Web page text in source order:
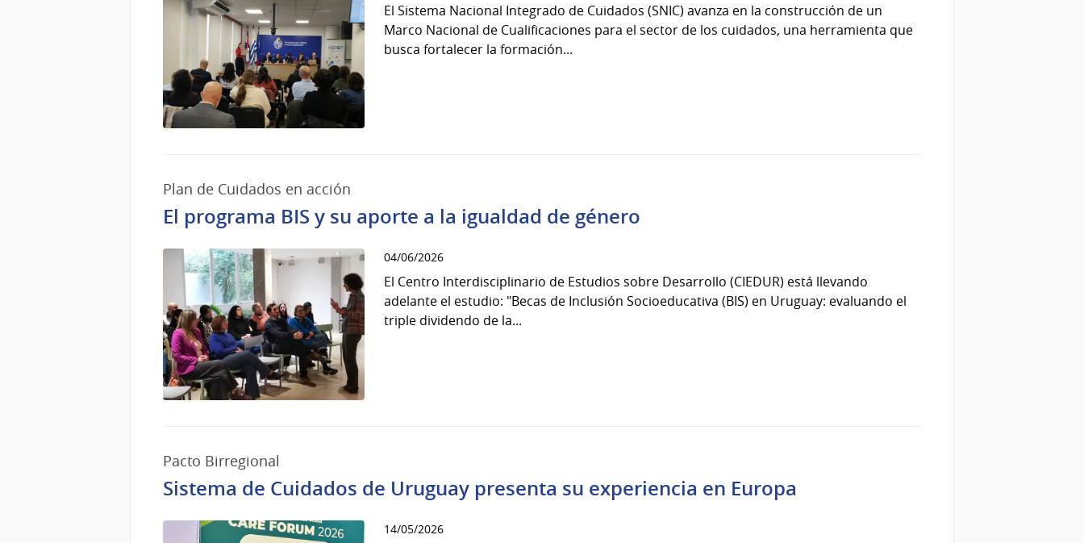
El Sistema Nacional Integrado de Cuidados (SNIC) avanza en la construcción de un
Marco Nacional de Cualificaciones para el sector de los cuidados, una herramienta que
busca fortalecer la formación...
Plan de Cuidados en acción
El programa BIS y su aporte a la igualdad de género
04/06/2026
El Centro Interdisciplinario de Estudios sobre Desarrollo (CIEDUR) está llevando
adelante el estudio: "Becas de Inclusión Socioeducativa (BIS) en Uruguay: evaluando el
triple dividendo de la...
Pacto Birregional
Sistema de Cuidados de Uruguay presenta su experiencia en Europa
14/05/2026